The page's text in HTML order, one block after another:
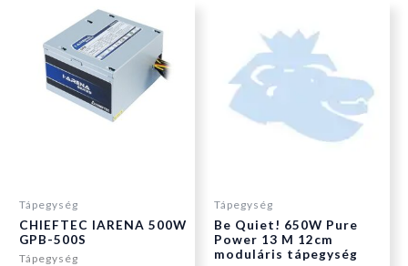
Tápegység
CHIEFTEC IARENA 500W
GPB-500S
Tápegység
Tápegység
Be Quiet! 650W Pure
Power 13 M 12cm
moduláris tápegység